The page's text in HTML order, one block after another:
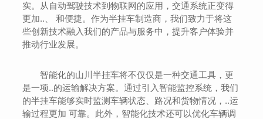
实。从自动驾驶技术到物联网的应用，交通系统正变得
更加..、 和便捷。作为半挂车制造商，我们致力于将这
些创新技术融入我们的产品与服务中，提升客户体验并
推动行业发展。
智能化的山川半挂车将不仅仅是一种交通工具，更
是一项..的运输解决方案。通过引入智能监控系统，我们
的半挂车能够实时监测车辆状态、路况和货物情况，..运
输过程更加 可靠。此外，智能化技术还可以优化车辆调